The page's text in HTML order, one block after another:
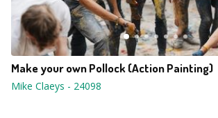
Make your own Pollock (Action Painting)
Mike Claeys - 24098